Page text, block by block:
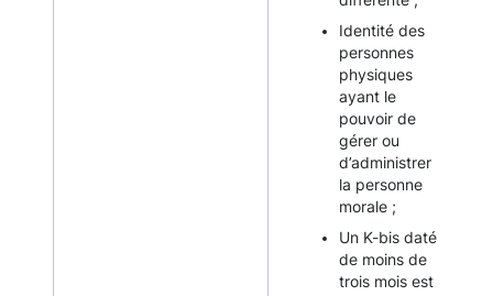
Identité des
personnes
physiques
ayant le
pouvoir de
gérer ou
d’administrer
la personne
morale ;
Un K-bis daté
de moins de
trois mois est